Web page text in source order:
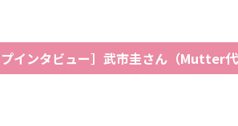
プインタビュー］武市圭さん（